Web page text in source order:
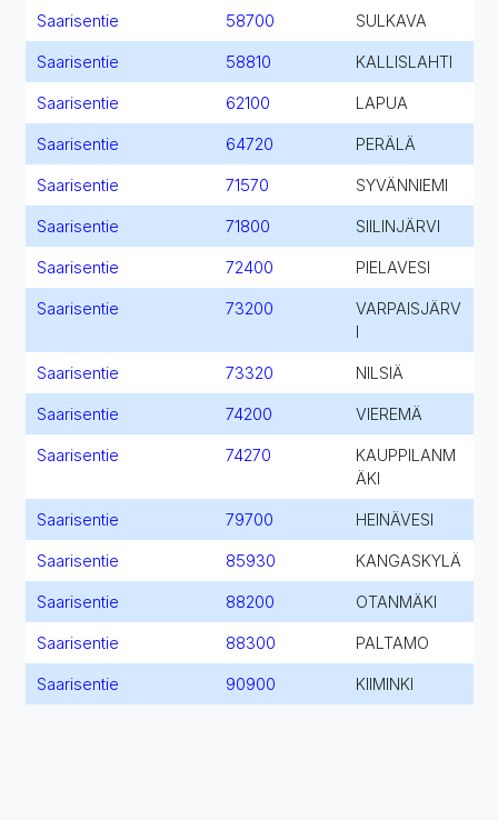
Saarisentie 58700 SULKAVA
Saarisentie 58810 KALLISLAHTI
Saarisentie 62100 LAPUA
Saarisentie 64720 PERÄLÄ
Saarisentie 71570 SYVÄNNIEMI
Saarisentie 71800 SIILINJÄRVI
Saarisentie 72400 PIELAVESI
Saarisentie 73200
VARPAISJÄRV
Saarisentie 73320 NILSIÄ
Saarisentie 74200 VIEREMÄ
Saarisentie 74270
KAUPPILANM
ÄKI
Saarisentie 79700 HEINÄVESI
Saarisentie 85930 KANGASKYLÄ
Saarisentie 88200 OTANMÄKI
Saarisentie 88300 PALTAMO
Saarisentie 90900 KIIMINKI